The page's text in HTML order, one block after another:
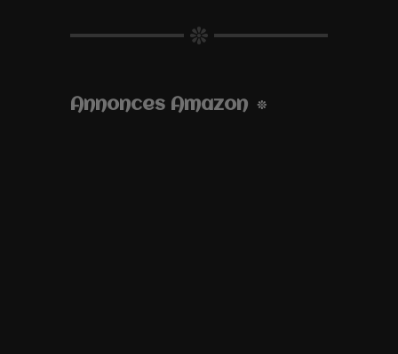
Annonces Amazon